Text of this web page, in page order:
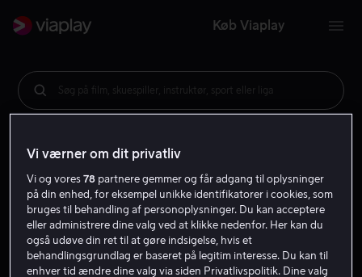
Køb Viaplay
Søg på film, skuespiller, instruktør, sport eller liga
Vi værner om dit privatliv
Vi og vores78 partnere gemmer og får adgang til oplysninger
på din enhed, for eksempel unikke identifikatorer i cookies, som
bruges til behandling af personoplysninger. Du kan acceptere
eller administrere dine valg ved at klikke nedenfor. Her kan du
også udøve din ret til at gøre indsigelse, hvis et
behandlingsgrundlag er baseret på legitim interesse. Du kan til
enhver tid ændre dine valg via siden Privatlivspolitik. Dine valg